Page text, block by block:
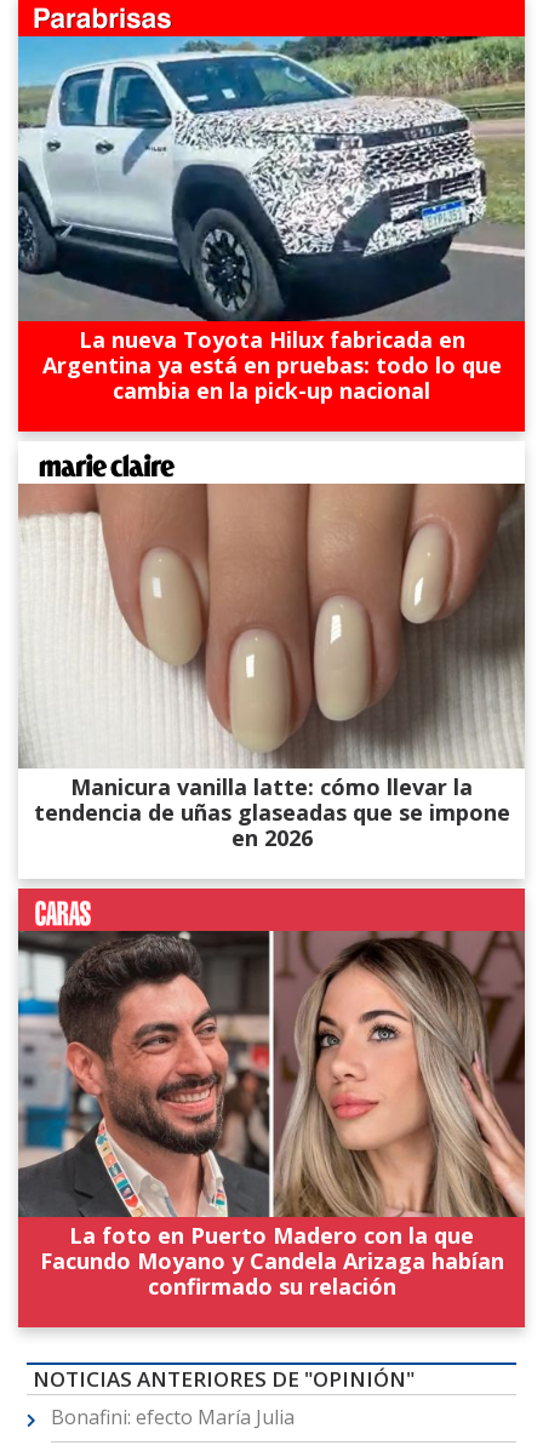
La nueva Toyota Hilux fabricada en
Argentina ya está en pruebas: todo lo que
cambia en la pick-up nacional
Manicura vanilla latte: cómo llevar la
tendencia de uñas glaseadas que se impone
en 2026
La foto en Puerto Madero con la que
Facundo Moyano y Candela Arizaga habían
confirmado su relación
NOTICIAS ANTERIORES DE "OPINIÓN"
Bonafini: efecto María Julia